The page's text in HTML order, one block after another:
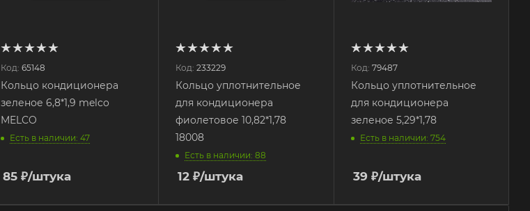
Код: 65148
Кольцо кондиционера
зеленое 6,8*1,9 melco
MELCO
Есть в наличии: 47
85₽/штука
Код: 233229
Кольцо уплотнительное
для кондиционера
фиолетовое 10,82*1,78
18008
Есть в наличии: 88
12 ₽/штука
Код: 79487
Кольцо уплотнительное
для кондиционера
зеленое 5,29*1,78
Есть в наличии: 754
39 ₽/штука